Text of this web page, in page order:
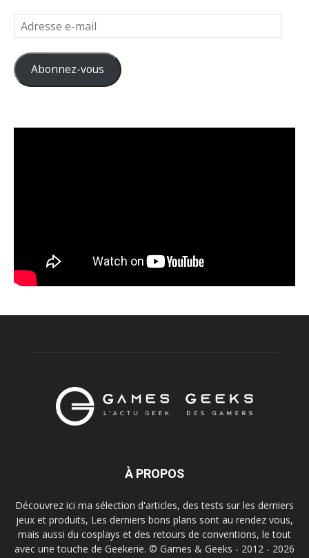
Adresse
e-
mail
Abonnez-vous
À PROPOS
Découvrez ici ma sélection d'articles, des tests sur les derniers
jeux et produits, Les derniers bons plans sont au rendez vous,
mais aussi du cosplays et des retours de conventions, le tout
avec une touche de Geekerie. © Games & Geeks - 2012 - 2026